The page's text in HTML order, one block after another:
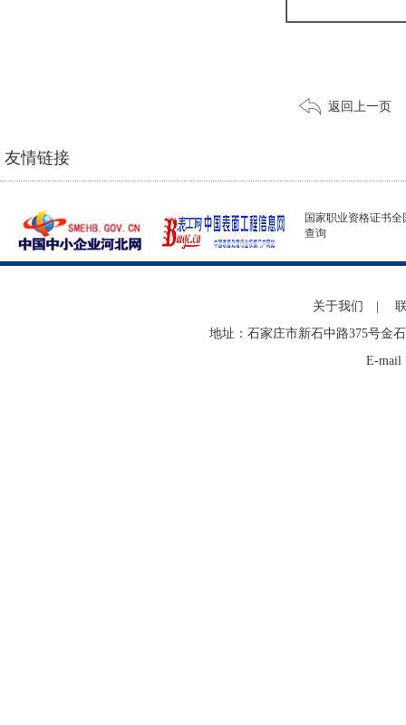
返回上一页
友情链接
国家职业资格证书全
查询
关于我们
地址：石家庄市新石中路375号金
E-mail